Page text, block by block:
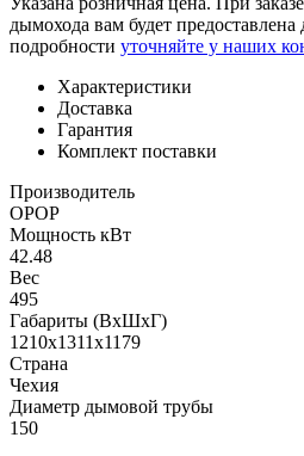
дымохода вам будет
подробности уточняйте у наших
Характеристики
Доставка
Гарантия
Комплект поставки
Производитель
OPOP
Мощность кВт
42.48
Вес
495
Габариты (ВхШхГ)
1210х1311х1179
Страна
Чехия
Диаметр дымовой трубы
150